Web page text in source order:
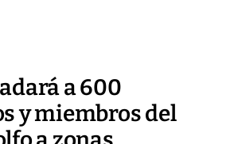
a 600
y miembros del